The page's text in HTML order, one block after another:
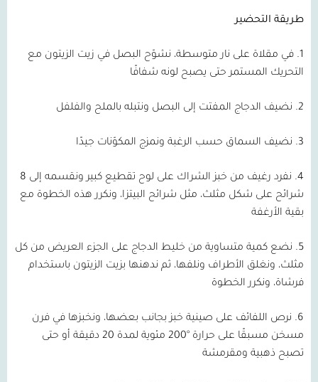
طريقة التحضير
1. في مقلاة على نار متوسطة، نشوّح البصل في زيت الزيتون مع
التحريك المستمر حتى يصبح لونه شفافًا
2. نضيف الدجاج المفتت إلى البصل ونتبله بالملح والفلفل
3. نضيف السماق حسب الرغبة ونمزج المكوّنات جيدًا
4. نفرد رغيف من خبز الشراك على لوح تقطيع كبير ونقسمه إلى 8
شرائح على شكل مثلث، مثل شرائح البيتزا، ونكرر هذه الخطوة مع
بقية الأرغفة
5. نضع كمية متساوية من خليط الدجاج على الجزء العريض من كل
مثلث، ونغلق الأطراف ونلفها، ثم ندهنها بزيت الزيتون باستخدام
فرشاة، ونكرر الخطوة
6. نرص اللفائف على صينية خبز بجانب بعضها، ونخبزها في فرن
مسخن مسبقًا على حرارة °200 مئوية لمدة 20 دقيقة أو حتى
تصبح ذهبية ومقرمشة